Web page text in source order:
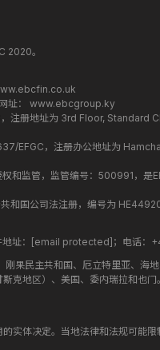
2020。
址： www.ebcgroup.ky
注册地址为 3rd Floor,
EFGC，注册办公地址为
监管，监管编号：500991，是
和国公司法注册，编号为
址： [email protected] ；电话：
果民主共和国、厄立特里亚、海
克地区）、美国、委内瑞拉和也
实体决定。当地法律和法规可能